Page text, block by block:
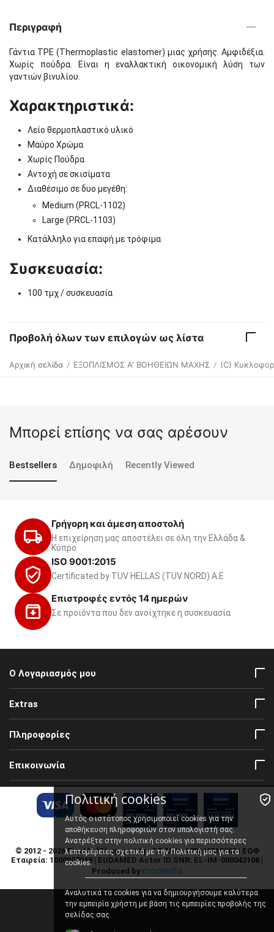
Περιγραφή
Γάντια TPE (Thermoplastic elastomer) μιας χρήσης. Αμφιδέξια.
Χωρίς πούδρα. Είναι η εναλλακτική οικονομική λύση των
γαντιών βινυλίου.
Χαρακτηριστικά:
Λείο θερμοπλαστικό υλικό
Μαύρο Χρώμα
Χωρίς Πούδρα
Αντοχή σε σκισίματα
Διαθέσιμο σε δυο μεγέθη:
Medium (PRCL-1102)
Large (PRCL-1103)
Κατάλληλο για επαφή με τρόφιμα
Συσκευασία:
100 τμχ / συσκευασία
Προβολή όλων των επιλογών ως λίστα
Αρχική σελίδα / ΕΞΟΠΛΙΣΜΟΣ Α' ΒΟΗΘΕΙΩΝ ΜΑΧΗΣ / (C)
Μπορεί επίσης να σας αρέσουν
Bestsellers Δημοφιλή Recently Viewed
Γρήγορη και άμεση αποστολή
Η επιχείρηση μας αποστέλει σε όλη την Ελλάδα &
Κύπρο
ISO 9001:2015
Certificated by TUV HELLAS (TUV NORD) Α.Ε
Επιστροφές εντός 14 ημερών
Σε προϊόντα που δεν ανοίχτηκε η συσκευασία
Ο Λογαριασμός μου
Extras
Πληροφορίες
Επικοινωνία
© 2012 - 2026 FirstAidShop.gr. | Αρ. Γ.Ε.Μ.Η: 170610310000 | ΕΟΦ
Εταιρεία: 1000007048 | EUDAMED Actor ID.SNR: EL-IM-000043108 |
Produced by momedia
Πολιτική cookies
Αυτός ο ιστότοπος χρησιμοποιεί cookies για την
αποθήκευση πληροφοριών στον υπολογιστή σας.
Ανατρέξτε στην πολιτική cookiesγια περισσότερες
λεπτομέρειες σχετικά με την Πολιτική μας για τα
cookies.
Αναλυτικά τα cookies για να δημιουργήσουμε καλύτερα
την εμπειρία χρήστη με βάση τις εμπειρίες προβολής της
σελίδας σας.